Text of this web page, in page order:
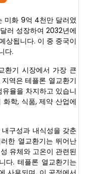
미화 9억 4천만 달러였
러 성장하여 2032년에
상됩니다. 이 중 중국이
다.
환기 시장에서 가장 큰
역은 테플론 열교환기
율을 차지하고 있습니
학, 식품, 제약 산업에
구성과 내식성을 갖춘
한 열교환기는 뛰어난
유체와 고온이 관련된
다. 테플론 열교환기는